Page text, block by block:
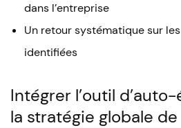
dans l’entreprise
Un retour systématique sur
identifiées
Intégrer l’outil
la stratégie globale